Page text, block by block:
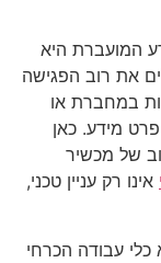
המועברת היא
את רוב הפגישה
במחברת או
מידע. כאן
של מכשיר
אינו רק עניין טכני,
עבודה הכרחי